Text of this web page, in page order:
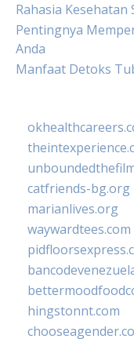
Rahasia Kesehatan
Pentingnya
Anda
Manfaat Detoks
catfriends-bg.org
marianlives.org
waywardtees.com
hingstonnt.com